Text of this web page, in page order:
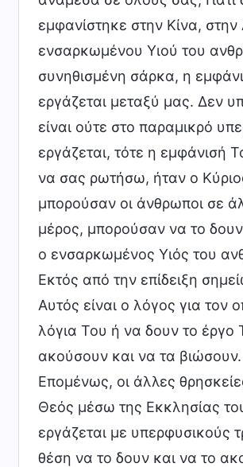
εμφανίστηκε στην Κίνα,
ενσαρκωμένου Υιού του
συνηθισμένη σάρκα, η
εργάζεται μεταξύ μας. Δεν
είναι ούτε στο παραμικρό
εργάζεται, τότε η εμφάνισή
να σας ρωτήσω, ήταν ο
μπορούσαν οι άνθρωποι σε
μέρος, μπορούσαν να το
ο ενσαρκωμένος Υιός του
Εκτός από την επίδειξη
Αυτός είναι ο λόγος για
λόγια Του ή να δουν το
ακούσουν και να τα
Επομένως, οι άλλες
Θεός μέσω της Εκκλησίας
εργάζεται με υπερφυσικούς
θέση να το δουν και να το